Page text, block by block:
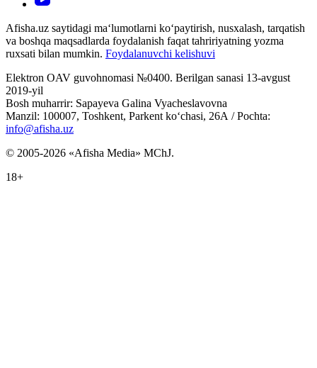
Afisha.uz saytidagi ma‘lumotlarni ko‘paytirish, nusxalash, tarqatish
va boshqa maqsadlarda foydalanish faqat tahririyatning yozma
ruxsati bilan mumkin. Foydalanuvchi kelishuvi
Elektron OAV guvohnomasi №0400. Berilgan sanasi 13-avgust
2019-yil
Bosh muharrir: Sapayeva Galina Vyacheslavovna
Manzil: 100007, Toshkent, Parkent ko‘chasi, 26А / Pochta:
info@afisha.uz
© 2005-2026 «Afisha Media» MChJ.
18+